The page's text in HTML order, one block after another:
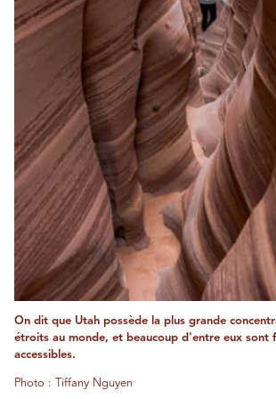
On dit que Utah possède la plus grande
étroits au monde, et beaucoup d'entre eux sont
accessibles.
Photo : Tiffany Nguyen